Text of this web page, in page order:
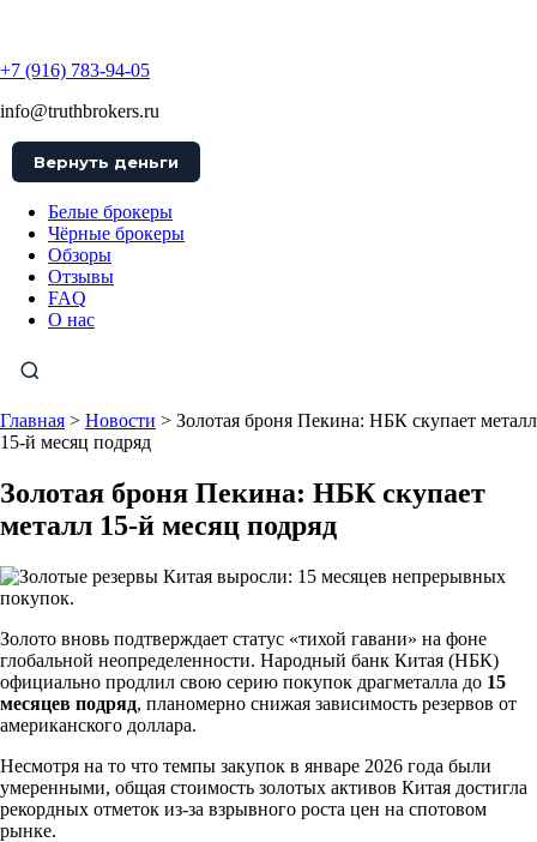
+7 (916) 783-94-05
info@truthbrokers.ru
Вернуть деньги
Белые брокеры
Чёрные брокеры
Обзоры
Отзывы
FAQ
О нас
Главная > Новости > Золотая броня Пекина: НБК скупает металл
15-й месяц подряд
Золотая броня Пекина: НБК скупает
металл 15-й месяц подряд
Золото вновь подтверждает статус «тихой гавани» на фоне
глобальной неопределенности. Народный банк Китая (НБК)
официально продлил свою серию покупок драгметалла до 15
месяцев подряд, планомерно снижая зависимость резервов от
американского доллара.
Несмотря на то что темпы закупок в январе 2026 года были
умеренными, общая стоимость золотых активов Китая достигла
рекордных отметок из-за взрывного роста цен на спотовом
рынке.